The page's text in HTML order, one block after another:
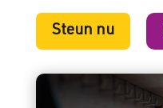
Steun nu